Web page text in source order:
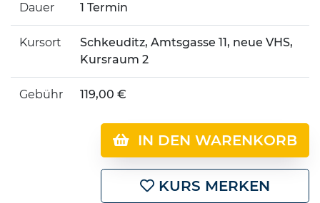
Dauer 1 Termin
Kursort
Schkeuditz, Amtsgasse 11, neue VHS,
Kursraum 2
Gebühr 119,00 €
IN DEN WARENKORB
KURS MERKEN